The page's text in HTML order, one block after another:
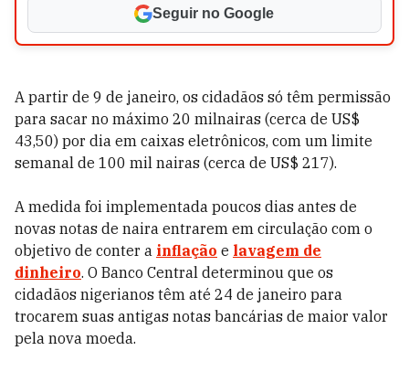
Seguir no Google
A partir de 9 de janeiro, os cidadãos só têm permissão
para sacar no máximo 20 milnairas (cerca de US$
43,50) por dia em caixas eletrônicos, com um limite
semanal de 100 mil nairas (cerca de US$ 217).
A medida foi implementada poucos dias antes de
novas notas de naira entrarem em circulação com o
objetivo de conter a inflação e lavagem de
dinheiro. O Banco Central determinou que os
cidadãos nigerianos têm até 24 de janeiro para
trocarem suas antigas notas bancárias de maior valor
pela nova moeda.